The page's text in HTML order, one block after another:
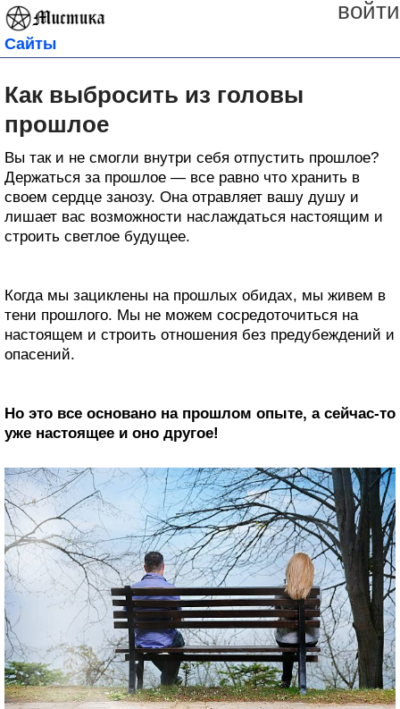
войти
Сайты
Как выбросить из головы
прошлое
Вы так и не смогли внутри себя отпустить прошлое?
Держаться за прошлое — все равно что хранить в
своем сердце занозу. Она отравляет вашу душу и
лишает вас возможности наслаждаться настоящим и
строить светлое будущее.
Когда мы зациклены на прошлых обидах, мы живем в
тени прошлого. Мы не можем сосредоточиться на
настоящем и строить отношения без предубеждений и
опасений.
Но это все основано на прошлом опыте, а сейчас-то
уже настоящее и оно другое!